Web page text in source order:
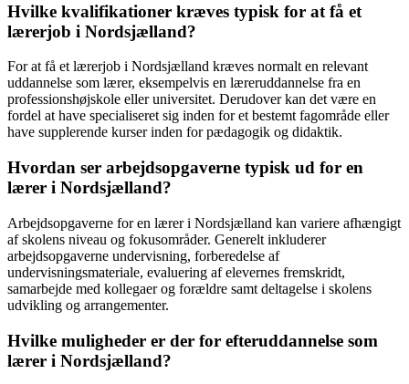
Hvilke kvalifikationer kræves typisk for at få et
lærerjob i Nordsjælland?
For at få et lærerjob i Nordsjælland kræves normalt en relevant
uddannelse som lærer, eksempelvis en læreruddannelse fra en
professionshøjskole eller universitet. Derudover kan det være en
fordel at have specialiseret sig inden for et bestemt fagområde eller
have supplerende kurser inden for pædagogik og didaktik.
Hvordan ser arbejdsopgaverne typisk ud for en
lærer i Nordsjælland?
Arbejdsopgaverne for en lærer i Nordsjælland kan variere afhængigt
af skolens niveau og fokusområder. Generelt inkluderer
arbejdsopgaverne undervisning, forberedelse af
undervisningsmateriale, evaluering af elevernes fremskridt,
samarbejde med kollegaer og forældre samt deltagelse i skolens
udvikling og arrangementer.
Hvilke muligheder er der for efteruddannelse som
lærer i Nordsjælland?